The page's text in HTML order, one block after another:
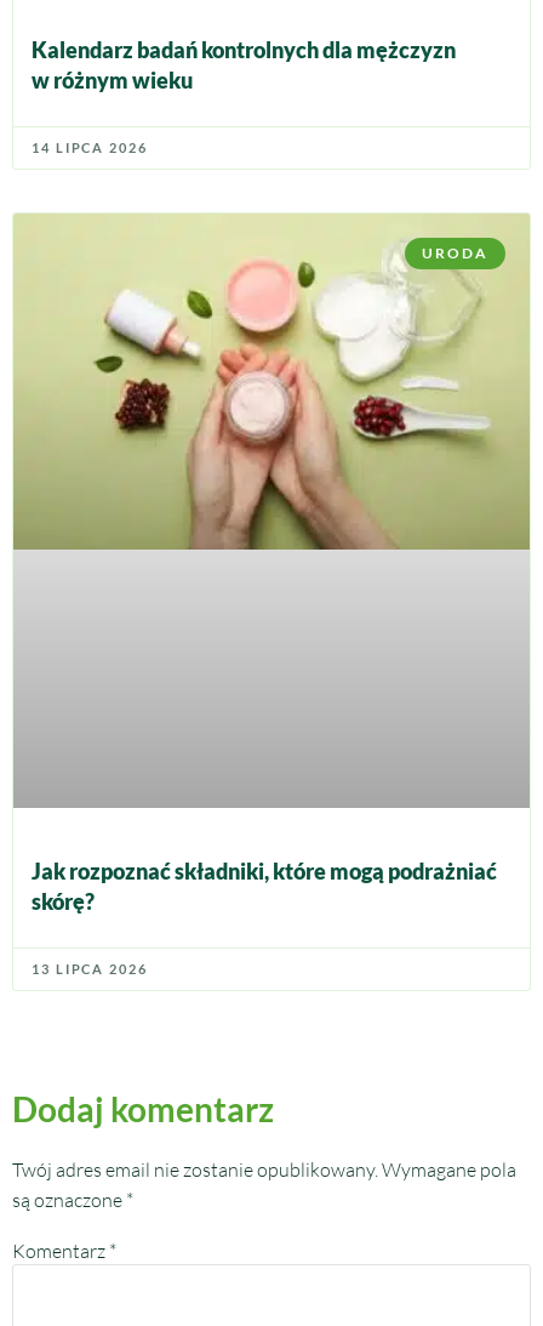
Kalendarz badań kontrolnych dla mężczyzn
w różnym wieku
14 LIPCA 2026
URODA
Jak rozpoznać składniki, które mogą podrażniać
skórę?
13 LIPCA 2026
Dodaj komentarz
Twój adres email nie zostanie opublikowany.Wymagane pola
są oznaczone *
Komentarz *